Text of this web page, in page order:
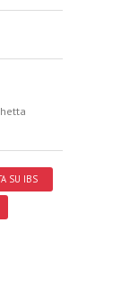
SU IBS